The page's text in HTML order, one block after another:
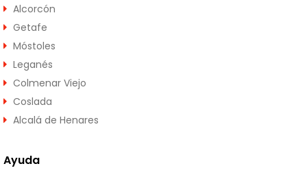
Alcorcón
Getafe
Móstoles
Leganés
Colmenar Viejo
Coslada
Alcalá de Henares
Ayuda